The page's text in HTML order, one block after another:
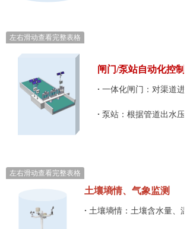
左右滑动查看完整表格
闸门/泵站自动化控制
· 一体化闸门：对渠道进
· 泵站：根据管道出水压
左右滑动查看完整表格
土壤墒情、气象监测
· 土壤墒情：土壤含水量、温